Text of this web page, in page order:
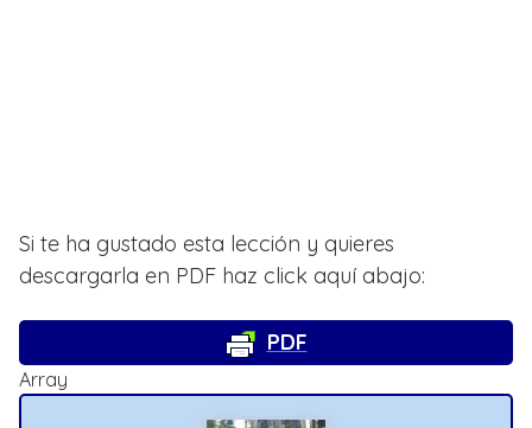
Si te ha gustado esta lección y quieres
descargarla en PDF haz click aquí abajo:
PDF
Array